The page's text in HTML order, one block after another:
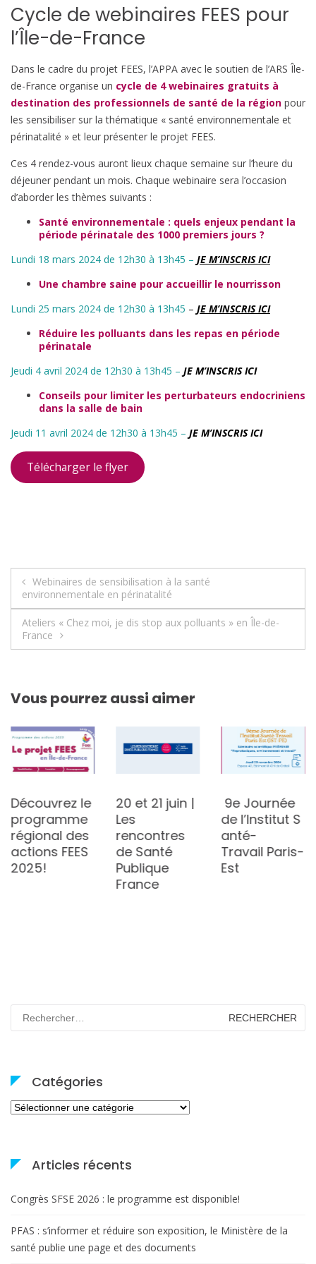
Cycle de webinaires FEES pour
l’Île-de-France
Dans le cadre du projet FEES, l’APPA avec le soutien de l’ARS Île-
de-France organise un cycle de 4 webinaires gratuits à
destination des professionnels de santé de la région pour
les sensibiliser sur la thématique « santé environnementale et
périnatalité » et leur présenter le projet FEES.
Ces 4 rendez-vous auront lieux chaque semaine sur l’heure du
déjeuner pendant un mois. Chaque webinaire sera l’occasion
d’aborder les thèmes suivants :
Santé environnementale : quels enjeux pendant la
période périnatale des 1000 premiers jours ?
Lundi 18 mars 2024 de 12h30 à 13h45 – JE M’INSCRIS ICI
Une chambre saine pour accueillir le nourrisson
Lundi 25 mars 2024 de 12h30 à 13h45 – JE M’INSCRIS ICI
Réduire les polluants dans les repas en période
périnatale
Jeudi 4 avril 2024 de 12h30 à 13h45 – JE M’INSCRIS ICI
Conseils pour limiter les perturbateurs endocriniens
dans la salle de bain
Jeudi 11 avril 2024 de 12h30 à 13h45 – JE M’INSCRIS ICI
Télécharger le flyer
Navigation
de
l’article
Webinaires de sensibilisation à la santé
environnementale en périnatalité
Ateliers « Chez moi, je dis stop aux polluants » en Île-de-
France
Vous pourrez aussi aimer
Découvrez le
programme
régional des
actions FEES
2025!
20 et 21 juin |
Les
rencontres
de Santé
Publique
France
9e Journée
de l’Institut S
anté-
Travail Paris-
Est
Rechercher :
Catégories
Catégories
Articles récents
Congrès SFSE 2026 : le programme est disponible!
PFAS : s’informer et réduire son exposition, le Ministère de la
santé publie une page et des documents